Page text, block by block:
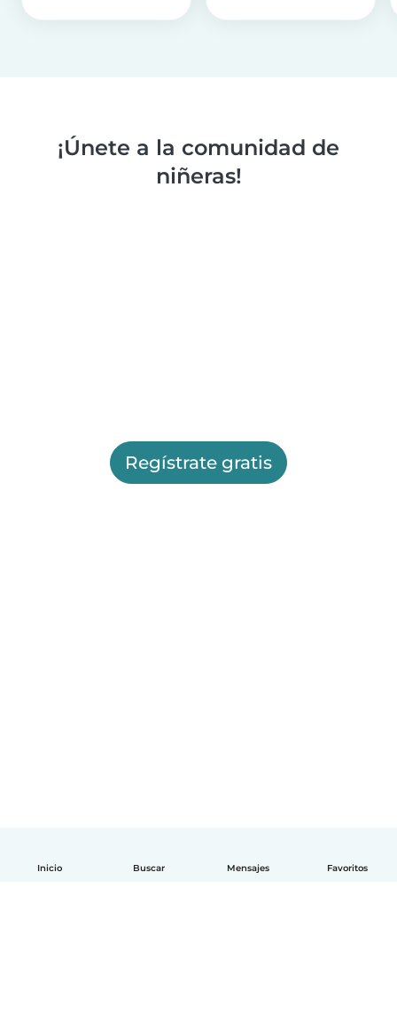
Inicio Buscar Mensajes Favoritos
¡Únete a la comunidad de
niñeras!
Regístrate gratis